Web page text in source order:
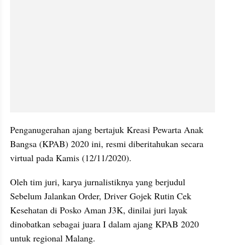
Penganugerahan ajang bertajuk Kreasi Pewarta Anak
Bangsa (KPAB) 2020 ini, resmi diberitahukan secara
virtual pada Kamis (12/11/2020).
Oleh tim juri, karya jurnalistiknya yang berjudul
Sebelum Jalankan Order, Driver Gojek Rutin Cek
Kesehatan di Posko Aman J3K, dinilai juri layak
dinobatkan sebagai juara I dalam ajang KPAB 2020
untuk regional Malang.